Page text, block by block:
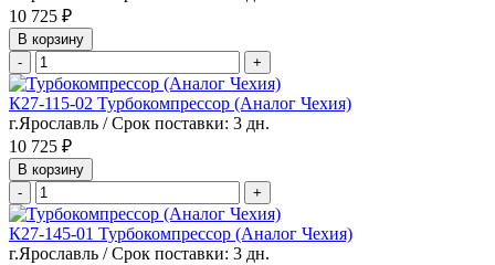
10 725 ₽
В корзину
-
+
К27-115-02 Турбокомпрессор (Аналог Чехия)
г.Ярославль / Срок поставки: 3 дн.
10 725 ₽
В корзину
-
+
К27-145-01 Турбокомпрессор (Аналог Чехия)
г.Ярославль / Срок поставки: 3 дн.